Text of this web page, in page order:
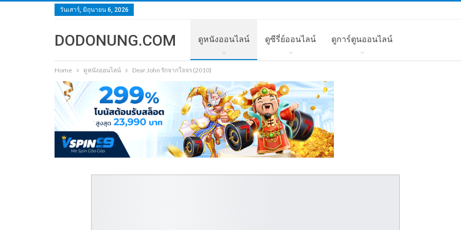
วันเสาร์, มิถุนายน 6, 2026
DODONUNG.COM ดูหนังออนไลน์ ดูซีรี่ย์ออนไลน์ ดูการ์ตูนออนไลน์
Home ดูหนังออนไลน์ Dear John รักจากใจจร (2010)